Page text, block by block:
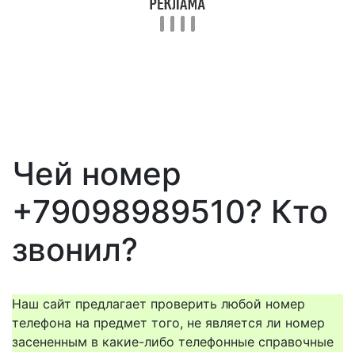
Чей номер
+79098989510? Кто
звонил?
Наш сайт предлагает проверить любой номер
телефона на предмет того, не является ли номер
засененным в какие-либо телефонные справочные